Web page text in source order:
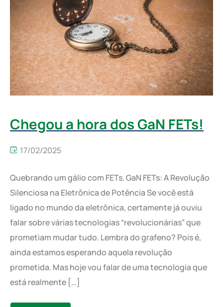
Chegou a hora dos GaN FETs!
17/02/2025
Quebrando um gálio com FETs. GaN FETs: A Revolução
Silenciosa na Eletrônica de Potência Se você está
ligado no mundo da eletrônica, certamente já ouviu
falar sobre várias tecnologias “revolucionárias” que
prometiam mudar tudo. Lembra do grafeno? Pois é,
ainda estamos esperando aquela revolução
prometida. Mas hoje vou falar de uma tecnologia que
está realmente […]